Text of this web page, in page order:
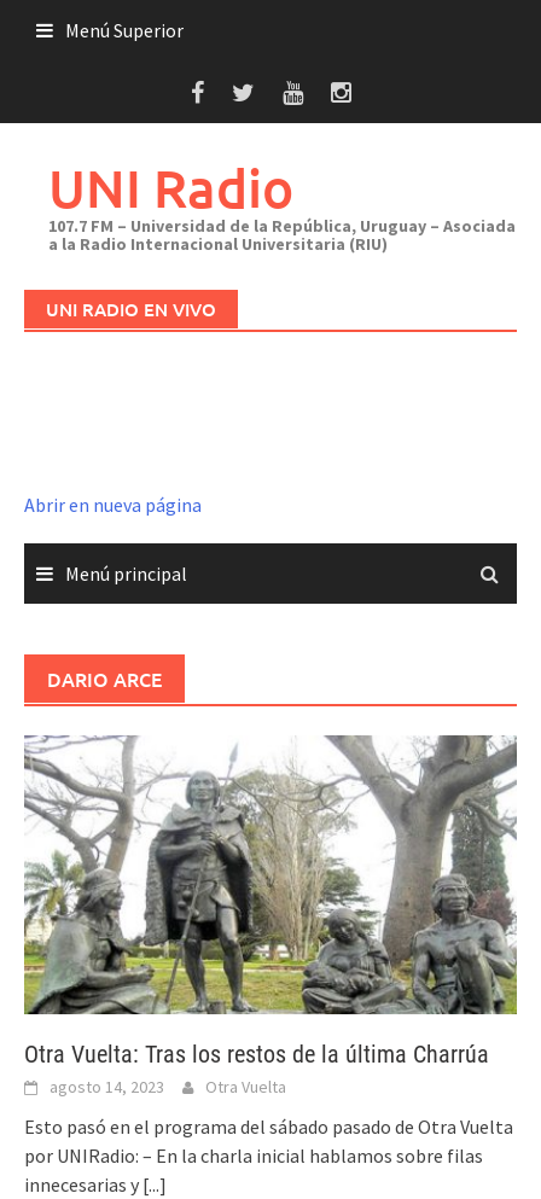
Menú Superior
UNI Radio
107.7 FM – Universidad de la República, Uruguay – Asociada
a la Radio Internacional Universitaria (RIU)
UNI RADIO EN VIVO
Abrir en nueva página
Menú principal
DARIO ARCE
Otra Vuelta: Tras los restos de la última Charrúa
agosto 14, 2023 Otra Vuelta
Esto pasó en el programa del sábado pasado de Otra Vuelta
por UNIRadio: – En la charla inicial hablamos sobre filas
innecesarias y [...]